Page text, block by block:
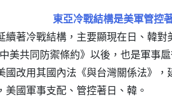
東亞冷戰結構是美軍管控
續著冷戰結構，主要顯現在日、韓
美共同防禦條約》以後，也是軍事
國改用其國內法《與台灣關係法》
美國軍事支配、管控著日、韓。